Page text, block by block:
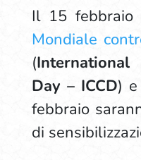
Il 15
Mondiale
(
Day – ICCD)
febbraio
di